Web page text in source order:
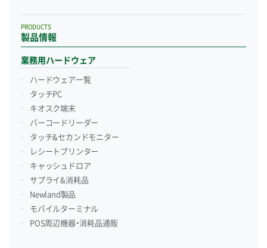
製品情報
PRODUCTS
業務用ハードウェア
ハードウェア一覧
タッチPC
キオスク端末
バーコードリーダー
タッチ&セカンドモニター
レシートプリンター
キャッシュドロア
サプライ&消耗品
Newland製品
モバイルターミナル
POS周辺機器・消耗品通販